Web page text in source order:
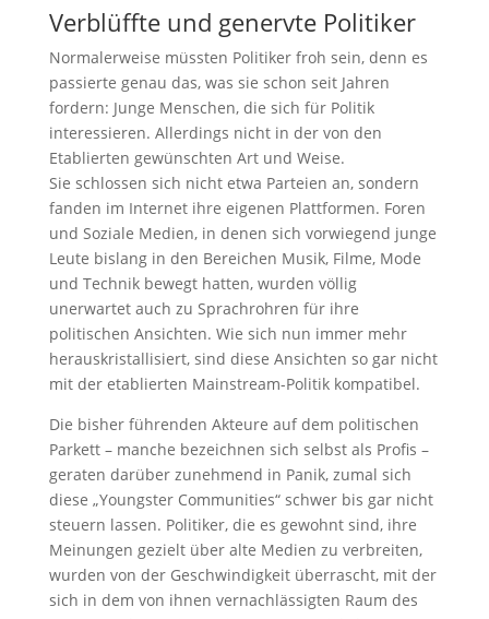
Verblüffte und genervte Politiker
Normalerweise müssten Politiker froh sein, denn es
passierte genau das, was sie schon seit Jahren
fordern: Junge Menschen, die sich für Politik
interessieren. Allerdings nicht in der von den
Etablierten gewünschten Art und Weise.
Sie schlossen sich nicht etwa Parteien an, sondern
fanden im Internet ihre eigenen Plattformen. Foren
und Soziale Medien, in denen sich vorwiegend junge
Leute bislang in den Bereichen Musik, Filme, Mode
und Technik bewegt hatten, wurden völlig
unerwartet auch zu Sprachrohren für ihre
politischen Ansichten. Wie sich nun immer mehr
herauskristallisiert, sind diese Ansichten so gar nicht
mit der etablierten Mainstream-Politik kompatibel.
Die bisher führenden Akteure auf dem politischen
Parkett – manche bezeichnen sich selbst als Profis –
geraten darüber zunehmend in Panik, zumal sich
diese „Youngster Communities“ schwer bis gar nicht
steuern lassen. Politiker, die es gewohnt sind, ihre
Meinungen gezielt über alte Medien zu verbreiten,
wurden von der Geschwindigkeit überrascht, mit der
sich in dem von ihnen vernachlässigten Raum des